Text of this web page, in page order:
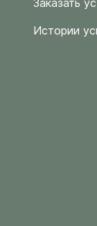
Заказать
Истории